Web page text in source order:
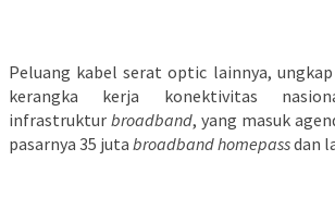
Peluang kabel serat optic lainnya,
kerangka kerja konektivitas
infrastruktur broadband, yang masuk
pasarnya 35 juta broadband homepassdan